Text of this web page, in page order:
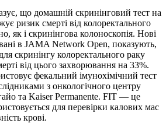
що домашній скринінговий тест на
ризик смерті від колоректального
як і скринінгова колоноскопія. Нові
в JAMA Network Open, показують,
скринінгу колоректального раку
від цього захворювання на 33%.
фекальний імунохімічний тест
з онкологічного центру
та Kaiser Permanente. FIT — це
для перевірки калових мас
крові.